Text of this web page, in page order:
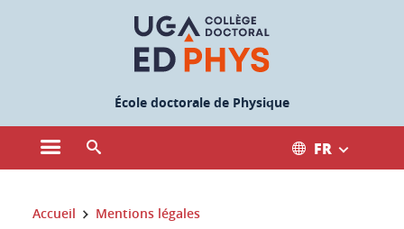
École doctorale de Physique
Ouvrir le menu principal FR
Vous êtes ici :
Accueil Mentions légales